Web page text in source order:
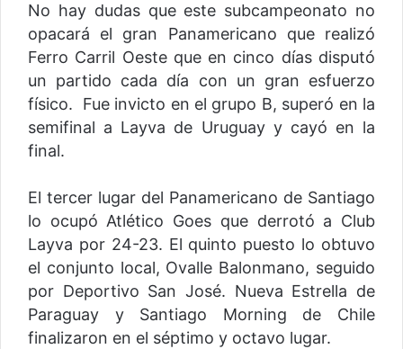
No hay dudas que este subcampeonato no
opacará el gran Panamericano que realizó
Ferro Carril Oeste que en cinco días disputó
un partido cada día con un gran esfuerzo
físico. Fue invicto en el grupo B, superó en la
semifinal a Layva de Uruguay y cayó en la
final.
El tercer lugar del Panamericano de Santiago
lo ocupó Atlético Goes que derrotó a Club
Layva por 24-23. El quinto puesto lo obtuvo
el conjunto local, Ovalle Balonmano, seguido
por Deportivo San José. Nueva Estrella de
Paraguay y Santiago Morning de Chile
finalizaron en el séptimo y octavo lugar.